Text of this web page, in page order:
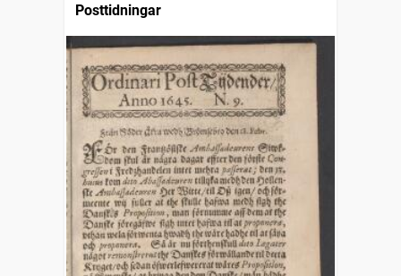
Posttidningar